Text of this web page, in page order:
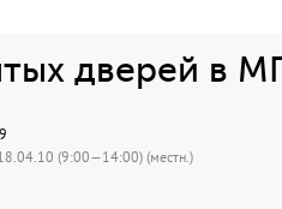
дверей в
18.04.10 (9:00—14:00) (местн.)